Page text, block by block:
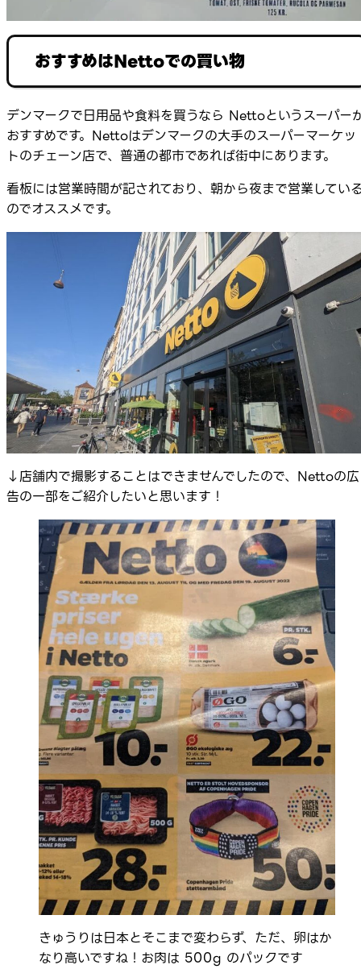
おすすめはNettoでの買い物
デンマークで日用品や食料を買うなら Nettoというスーパー
おすすめです。Nettoはデンマークの大手のスーパーマーケッ
トのチェーン店で、普通の都市であれば街中にあります。
看板には営業時間が記されており、朝から夜まで営業してい
のでオススメです。
↓店舗内で撮影することはできませんでしたので、Nettoの広
告の一部をご紹介したいと思います！
きゅうりは日本とそこまで変わらず、ただ、卵はか
なり高いですね！お肉は 500g のパックです